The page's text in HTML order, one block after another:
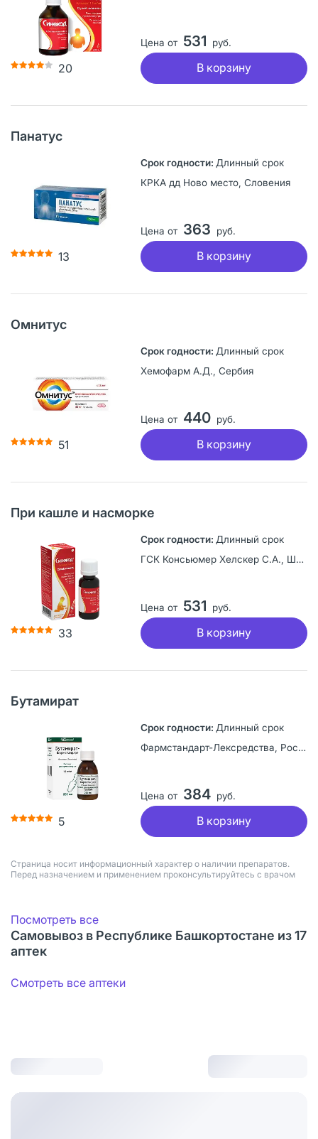
20
Цена от 531 руб.
В корзину
Панатус
13
Длинный срок
КРКА дд Ново место, Словения
Цена от 363 руб.
В корзину
Омнитус
51
Длинный срок
Хемофарм А.Д., Сербия
Цена от 440 руб.
В корзину
При кашле и насморке
33
Длинный срок
ГСК Консьюмер Хелскер С.А., Швейцария
Цена от 531 руб.
В корзину
Бутамират
5
Длинный срок
Фармстандарт-Лексредства, Россия
Цена от 384 руб.
В корзину
Страница носит информационный характер о наличии препаратов.
Перед назначением и применением проконсультируйтесь с врачом
Посмотреть все
Самовывоз в Республике Башкортостане из 17
аптек
Смотреть все аптеки